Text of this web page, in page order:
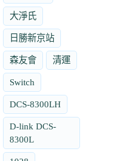
大淨氏
日勝新京站
森友會 清運
Switch
DCS-8300LH
D-link DCS-
8300L